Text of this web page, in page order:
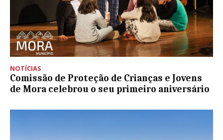
NOTÍCIAS
Comissão de Proteção de Crianças e Jovens
de Mora celebrou o seu primeiro aniversário